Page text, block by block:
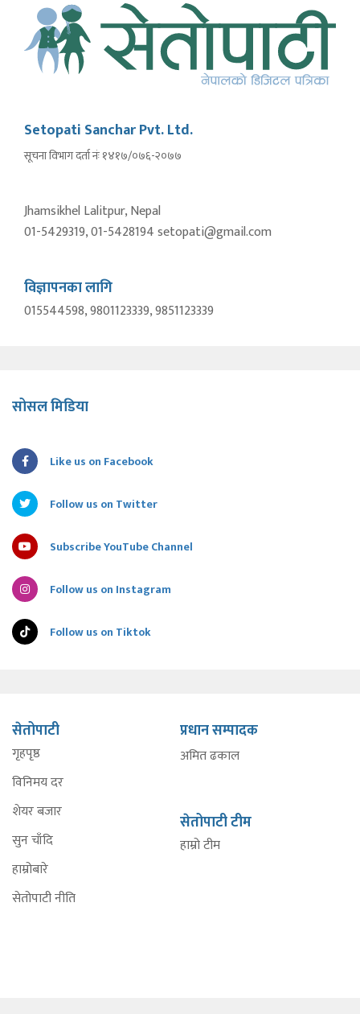
Setopati Sanchar Pvt. Ltd.
सूचना विभाग दर्ता नंः १४१७/०७६-२०७७
Jhamsikhel Lalitpur, Nepal
01-5429319, 01-5428194 setopati@gmail.com
विज्ञापनका लागि
015544598, 9801123339, 9851123339
सोसल मिडिया
Like us on Facebook
Follow us on Twitter
Subscribe YouTube Channel
Follow us on Instagram
Follow us on Tiktok
सेतोपाटी
गृहपृष्ठ
विनिमय दर
शेयर बजार
सुन चाँदि
हाम्रोबारे
सेतोपाटी नीति
प्रधान सम्पादक
अमित ढकाल
सेतोपाटी टीम
हाम्रो टीम